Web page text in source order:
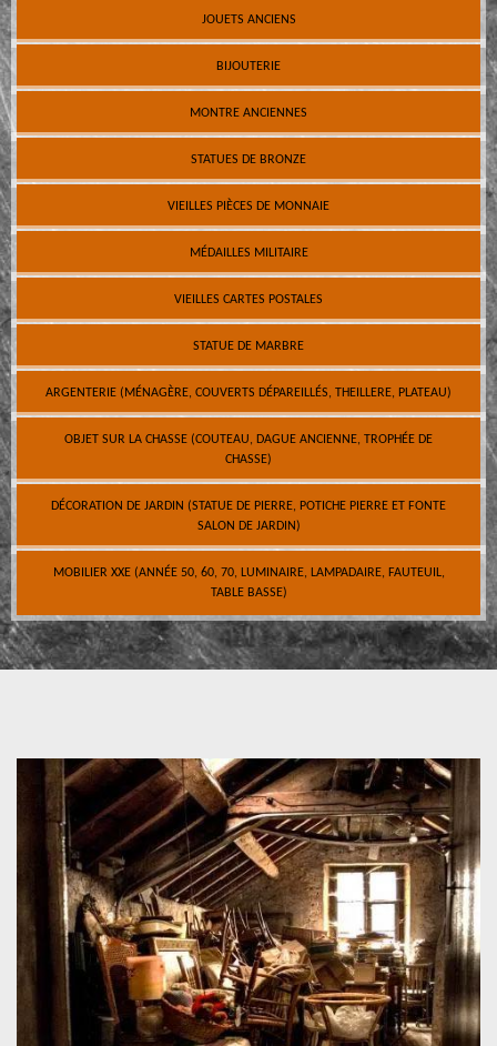
JOUETS ANCIENS
BIJOUTERIE
MONTRE ANCIENNES
STATUES DE BRONZE
VIEILLES PIÈCES DE MONNAIE
MÉDAILLES MILITAIRE
VIEILLES CARTES POSTALES
STATUE DE MARBRE
ARGENTERIE (MÉNAGÈRE, COUVERTS DÉPAREILLÉS, THEILLERE, PLATEAU)
OBJET SUR LA CHASSE (COUTEAU, DAGUE ANCIENNE, TROPHÉE DE
CHASSE)
DÉCORATION DE JARDIN (STATUE DE PIERRE, POTICHE PIERRE ET FONTE
SALON DE JARDIN)
MOBILIER XXE (ANNÉE 50, 60, 70, LUMINAIRE, LAMPADAIRE, FAUTEUIL,
TABLE BASSE)